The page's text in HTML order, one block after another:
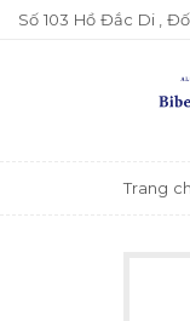
Số 103 Hồ Đắc Di ,
Trang